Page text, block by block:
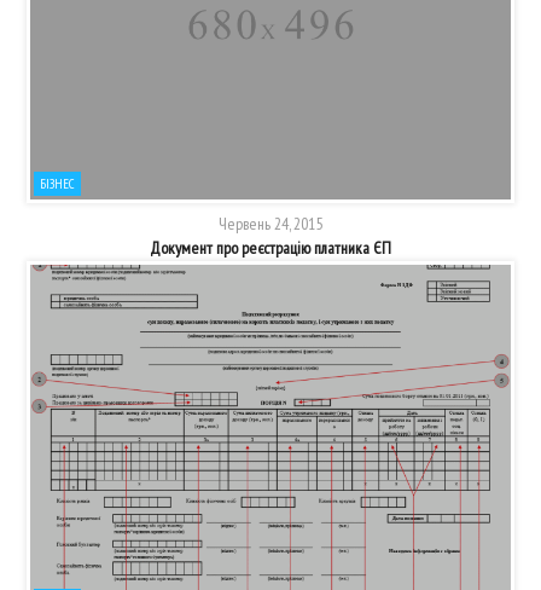
БІЗНЕС
Червень 24, 2015
Документ про реєстрацію платника ЄП